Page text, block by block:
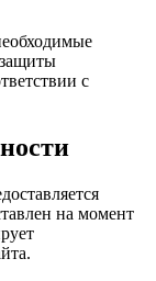
с
на момент